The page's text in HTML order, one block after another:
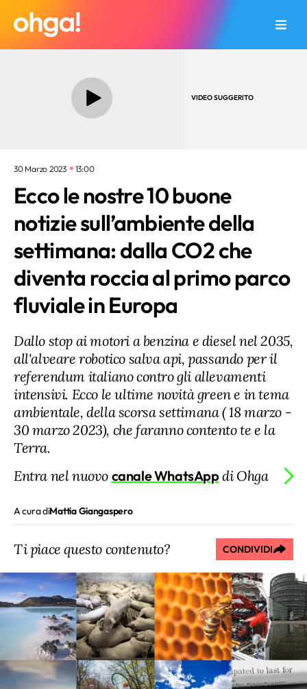
VIDEO SUGGERITO
30 Marzo 2023 13:00
Ecco le nostre 10 buone
notizie sull’ambiente della
settimana: dalla CO2 che
diventa roccia al primo parco
fluviale in Europa
Dallo stop ai motori a benzina e diesel nel 2035,
all'alveare robotico salva api, passando per il
referendum italiano contro gli allevamenti
intensivi. Ecco le ultime novità green e in tema
ambientale, della scorsa settimana ( 18 marzo -
30 marzo 2023), che faranno contento te e la
Terra.
Entra nel nuovo canale WhatsAppdi Ohga
A cura diMattia Giangaspero
Ti piace questo contenuto? CONDIVIDI